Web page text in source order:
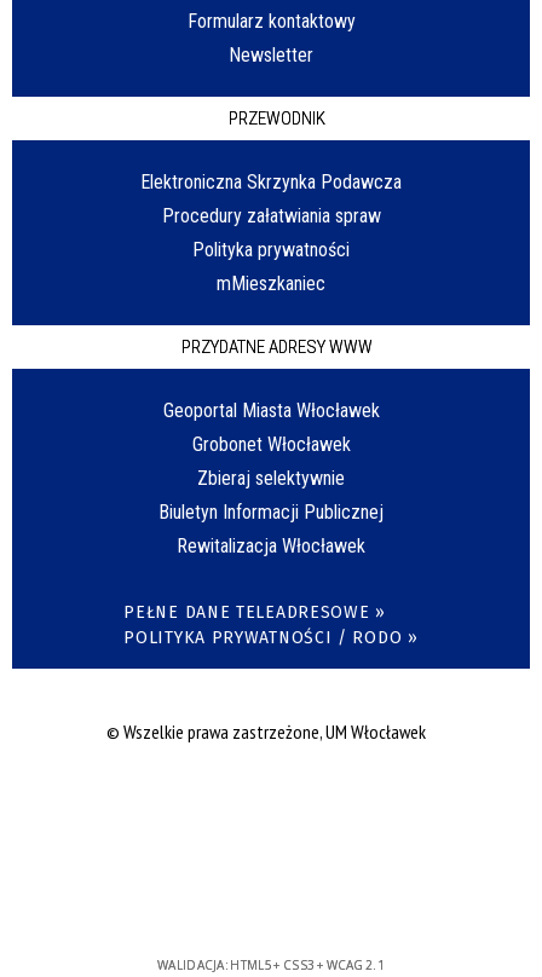
Formularz kontaktowy
Newsletter
PRZEWODNIK
Elektroniczna Skrzynka Podawcza
Procedury załatwiania spraw
Polityka prywatności
mMieszkaniec
PRZYDATNE ADRESY WWW
Geoportal Miasta Włocławek
Grobonet Włocławek
Zbieraj selektywnie
Biuletyn Informacji Publicznej
Rewitalizacja Włocławek
PEŁNE DANE TELEADRESOWE »
POLITYKA PRYWATNOŚCI / RODO »
© Wszelkie prawa zastrzeżone, UM Włocławek
WALIDACJA: HTML5+ CSS3 + WCAG 2.1